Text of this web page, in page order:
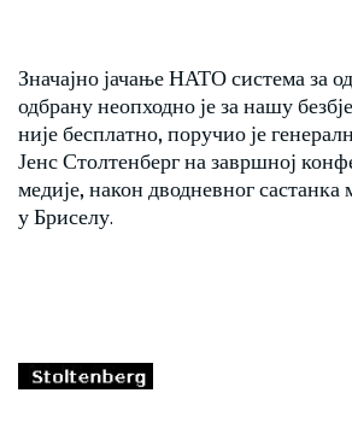
Значајно јачање НАТО система за
одбрану неопходно је за нашу
није бесплатно, поручио је
Јенс Столтенберг на завршној
медије, након дводневног
у Бриселу.